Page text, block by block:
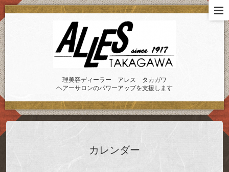
理美容ディーラー アレス タカガワ
ヘアーサロンのパワーアップを支援します
カレンダー